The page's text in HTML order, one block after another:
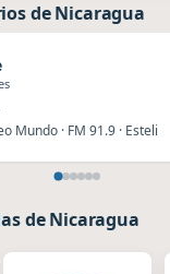
de Nicaragua
Mundo · FM 91.9 · Esteli
de Nicaragua